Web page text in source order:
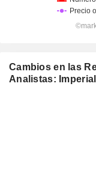
Cambios en las
Analistas: